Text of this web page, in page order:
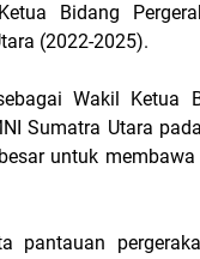
Bidang
(2022-2025).
Wakil Ketua
Sumatra Utara
untuk
pantauan